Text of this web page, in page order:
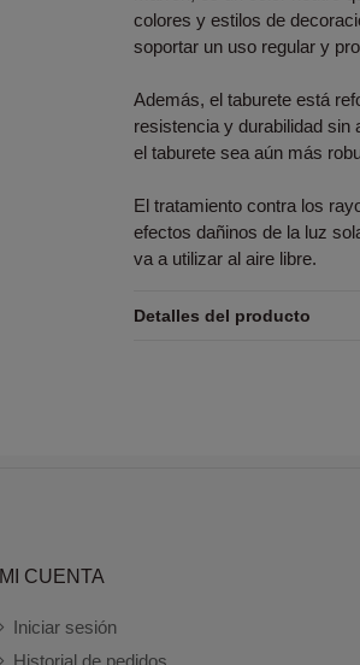
colores y estilos de
soportar un uso regular y
Además, el taburete está
resistencia y durabilidad sin
el taburete sea aún más
El tratamiento contra los
efectos dañinos de la luz
va a utilizar al aire libre.
Detalles del producto
MI CUENTA
Iniciar sesión
Historial de pedidos